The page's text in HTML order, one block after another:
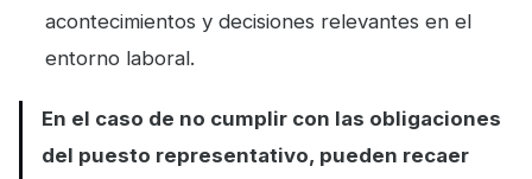
acontecimientos y decisiones relevantes en el
entorno laboral.
En el caso de no cumplir con las obligaciones
del puesto representativo, pueden recaer